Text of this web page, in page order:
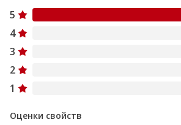
5
4
3
2
1
Оценки свойств